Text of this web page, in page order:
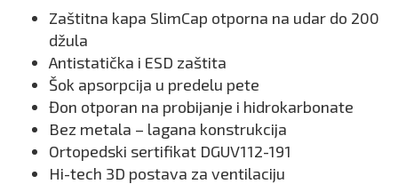
Zaštitna kapa SlimCap otporna na udar do 200
džula
Antistatička i ESD zaštita
Šok apsorpcija u predelu pete
Đon otporan na probijanje i hidrokarbonate
Bez metala – lagana konstrukcija
Ortopedski sertifikat DGUV112-191
Hi-tech 3D postava za ventilaciju